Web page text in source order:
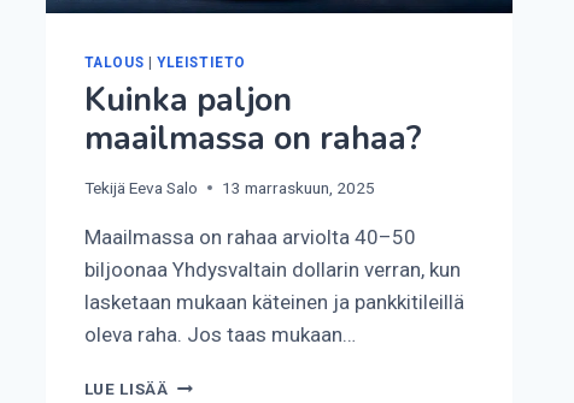
TALOUS |YLEISTIETO
Kuinka paljon
maailmassa on rahaa?
Tekijä Eeva Salo 13 marraskuun, 2025
Maailmassa on rahaa arviolta 40–50
biljoonaa Yhdysvaltain dollarin verran, kun
lasketaan mukaan käteinen ja pankkitileillä
oleva raha. Jos taas mukaan…
LUE LISÄÄ KUINKA